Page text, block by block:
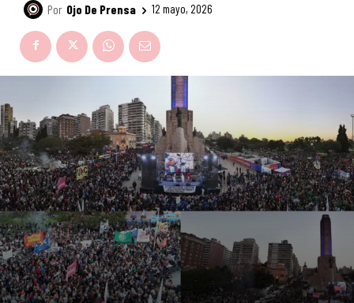
Por Ojo De Prensa 12 mayo, 2026